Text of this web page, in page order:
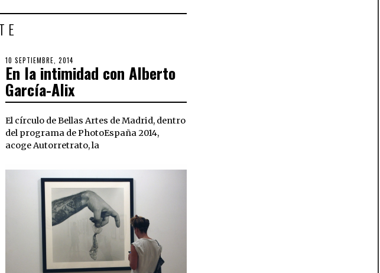
POSTED
ON
10 SEPTIEMBRE, 2014
OCTUBRE,
2018
En la intimidad con Alberto
García-Alix
El círculo de Bellas Artes de Madrid, dentro
del programa de PhotoEspaña 2014,
acoge Autorretrato, la